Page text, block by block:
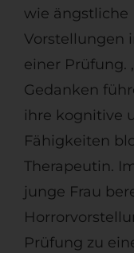
wie ängstliche
Vorstellungen
einer Prüfung.
Gedanken
ihre kognitive
Fähigkeiten
Therapeutin.
junge Frau
Prüfung zu